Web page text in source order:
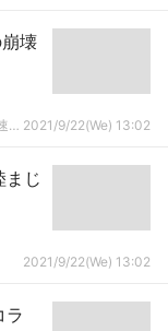
壊
乃木通☆世界最速！乃木坂46欅坂46日向坂46速報まとめ 2021/9/22(We) 13:02
まじ
2021/9/22(We) 13:02
ラ